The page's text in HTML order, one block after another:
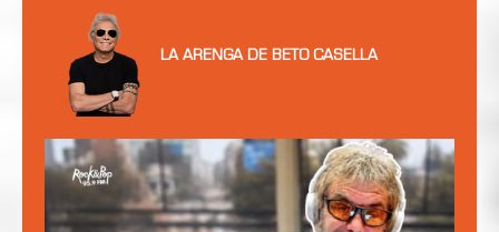
LA ARENGA DE BETO CASELLA